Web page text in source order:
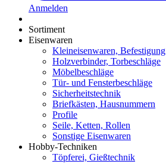
Anmelden
Sortiment
Eisenwaren
Kleineisenwaren, Befestigung
Holzverbinder, Torbeschläge
Möbelbeschläge
Tür- und Fensterbeschläge
Sicherheitstechnik
Briefkästen, Hausnummern
Profile
Seile, Ketten, Rollen
Sonstige Eisenwaren
Hobby-Techniken
Töpferei, Gießtechnik